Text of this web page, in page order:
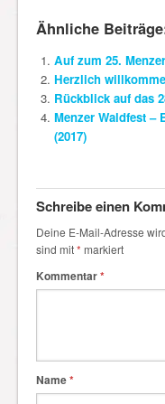
Ähnliche
Auf zum 25.
Herzlich
Rückblick auf das
Menzer Waldfest –
(2017)
Schreibe einen
Deine E-Mail-Adresse
sind mit* markiert
Kommentar*
Name*